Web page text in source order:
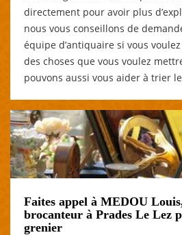
directement pour avoir plus
nous vous conseillons de
équipe d’antiquaire si vous
des choses que vous voulez
pouvons aussi vous aider à trier
Faites appel à MEDOU
brocanteur à Prades Le Lez
grenier